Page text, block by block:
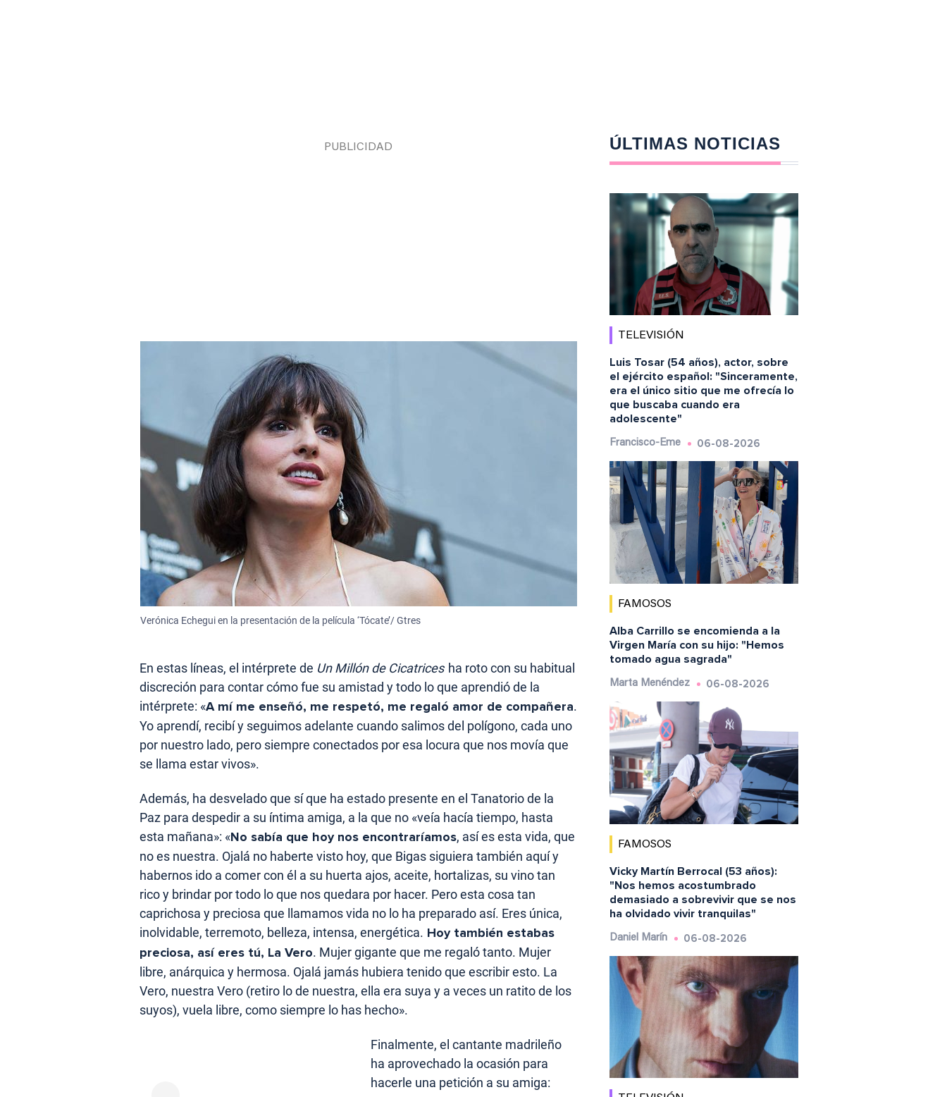
Verónica Echegui en la presentación de la película ‘Tócate’/ Gtres
En estas líneas, el intérprete de Un Millón de Cicatrices ha roto con su habitual
discreción para contar cómo fue su amistad y todo lo que aprendió de la
intérprete: «A mí me enseñó, me respetó, me regaló amor de compañera.
Yo aprendí, recibí y seguimos adelante cuando salimos del polígono, cada uno
por nuestro lado, pero siempre conectados por esa locura que nos movía que
se llama estar vivos».
Además, ha desvelado que sí que ha estado presente en el Tanatorio de la
Paz para despedir a su íntima amiga, a la que no «veía hacía tiempo, hasta
esta mañana»: «No sabía que hoy nos encontraríamos, así es esta vida, que
no es nuestra. Ojalá no haberte visto hoy, que Bigas siguiera también aquí y
habernos ido a comer con él a su huerta ajos, aceite, hortalizas, su vino tan
rico y brindar por todo lo que nos quedara por hacer. Pero esta cosa tan
caprichosa y preciosa que llamamos vida no lo ha preparado así. Eres única,
inolvidable, terremoto, belleza, intensa, energética. Hoy también estabas
preciosa, así eres tú, La Vero. Mujer gigante que me regaló tanto. Mujer
libre, anárquica y hermosa. Ojalá jamás hubiera tenido que escribir esto. La
Vero, nuestra Vero (retiro lo de nuestra, ella era suya y a veces un ratito de los
suyos), vuela libre, como siempre lo has hecho».
Finalmente, el cantante madrileño
ha aprovechado la ocasión para
hacerle una petición a su amiga:
ÚLTIMAS NOTICIAS
TELEVISIÓN
Luis Tosar (54 años), actor, sobre
el ejército español: "Sinceramente,
era el único sitio que me ofrecía lo
que buscaba cuando era
adolescente"
Francisco-Eme 06-08-2026
FAMOSOS
Alba Carrillo se encomienda a la
Virgen María con su hijo: "Hemos
tomado agua sagrada"
Marta Menéndez 06-08-2026
FAMOSOS
Vicky Martín Berrocal (53 años):
"Nos hemos acostumbrado
demasiado a sobrevivir que se nos
ha olvidado vivir tranquilas"
Daniel Marín 06-08-2026